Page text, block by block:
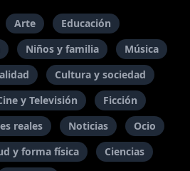
Arte
Educación
Niños y familia
Música
Cultura y sociedad
y Televisión
Ficción
reales Noticias
Ocio
y forma física
Ciencias